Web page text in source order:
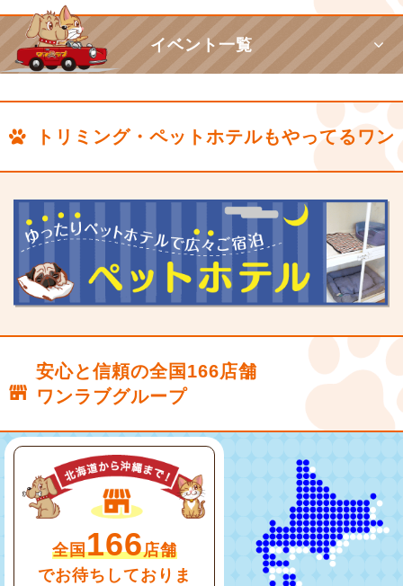
イベント一覧
トリミング・ペットホテルもやってるワン
安心と信頼の全国166店舗
ワンラブグループ
全国166店舗
でお待ちしておりま